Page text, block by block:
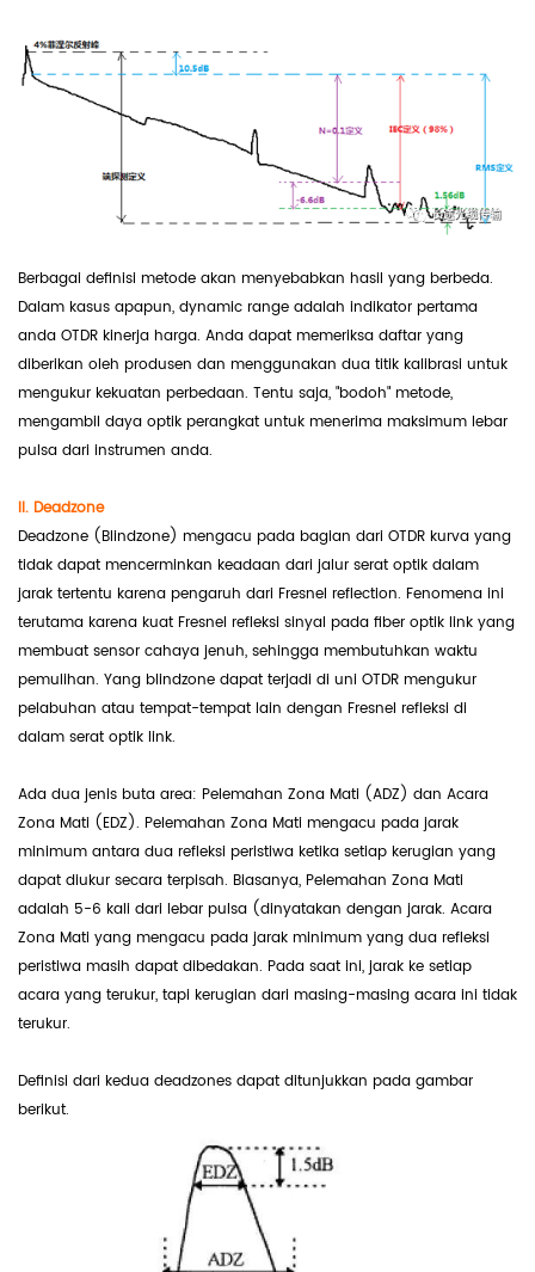
Berbagai definisi metode akan menyebabkan hasil yang berbeda.
Dalam kasus apapun, dynamic range adalah indikator pertama
anda OTDR kinerja harga. Anda dapat memeriksa daftar yang
diberikan oleh produsen dan menggunakan dua titik kalibrasi untuk
mengukur kekuatan perbedaan. Tentu saja, "bodoh" metode,
mengambil daya optik perangkat untuk menerima maksimum lebar
pulsa dari instrumen anda.
II. Deadzone
Deadzone (Blindzone) mengacu pada bagian dari OTDR kurva yang
tidak dapat mencerminkan keadaan dari jalur serat optik dalam
jarak tertentu karena pengaruh dari Fresnel reflection. Fenomena ini
terutama karena kuat Fresnel refleksi sinyal pada fiber optik link yang
membuat sensor cahaya jenuh, sehingga membutuhkan waktu
pemulihan. Yang blindzone dapat terjadi di uni OTDR mengukur
pelabuhan atau tempat-tempat lain dengan Fresnel refleksi di
dalam serat optik link.
Ada dua jenis buta area: Pelemahan Zona Mati (ADZ) dan Acara
Zona Mati (EDZ). Pelemahan Zona Mati mengacu pada jarak
minimum antara dua refleksi peristiwa ketika setiap kerugian yang
dapat diukur secara terpisah. Biasanya, Pelemahan Zona Mati
adalah 5-6 kali dari lebar pulsa (dinyatakan dengan jarak. Acara
Zona Mati yang mengacu pada jarak minimum yang dua refleksi
peristiwa masih dapat dibedakan. Pada saat ini, jarak ke setiap
acara yang terukur, tapi kerugian dari masing-masing acara ini tidak
terukur.
Definisi dari kedua deadzones dapat ditunjukkan pada gambar
berikut.